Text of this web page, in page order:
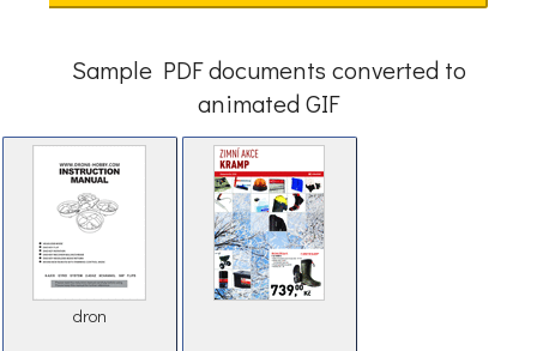
Sample PDF documents converted to
animated GIF
dron